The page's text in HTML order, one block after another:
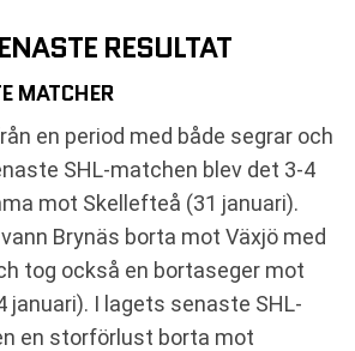
RESULTAT
MATCHER
en period med både segrar och
SHL-matchen blev det 3-4
mot Skellefteå (31 januari).
Brynäs borta mot Växjö med
tog också en bortaseger mot
januari). I lagets senaste SHL-
en storförlust borta mot